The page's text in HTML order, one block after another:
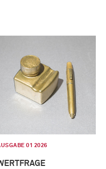
01 2026